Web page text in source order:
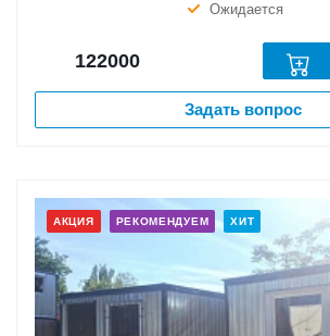
Ожидается
122000
Задать вопрос
АКЦИЯ РЕКОМЕНДУЕМ ХИТ